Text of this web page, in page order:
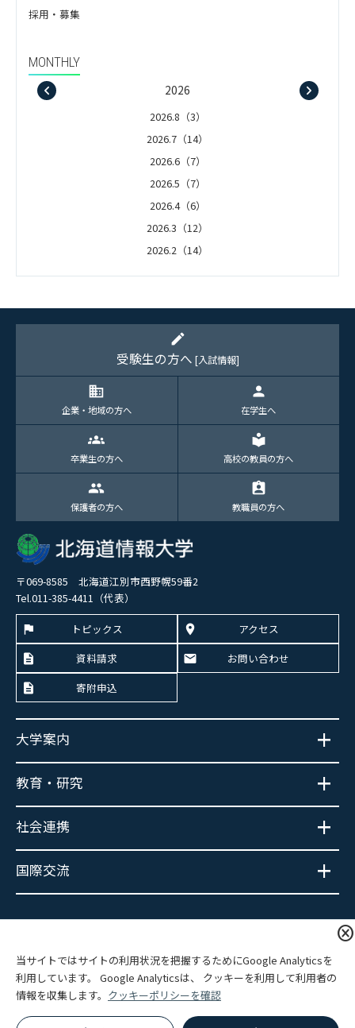
cancel
当サイトではサイトの利用状況を把握するためにGoogle Analyticsを
利用しています。 Google Analyticsは、 クッキーを利用して利用者の
情報を収集します。 クッキーポリシーを確認
採用・募集
MONTHLY
2026
2026.8（3）
2026.7（14）
2026.6（7）
2026.5（7）
2026.4（6）
2026.3（12）
2026.2（14）
2026.1（5）
edit
受験生の方へ [入試情報]
domain
企業・地域の方へ
person
在学生へ
groups
卒業生の方へ
local_library
高校の教員の方へ
group
保護者の方へ
assignment_ind
教職員の方へ
〒069-8585 北海道江別市西野幌59番2
Tel.011-385-4411（代表）
トピックス
アクセス
資料請求
お問い合わせ
寄附申込
大学案内
教育・研究
社会連携
国際交流
プライバシーポリシー
関連リンク
サイトマップ